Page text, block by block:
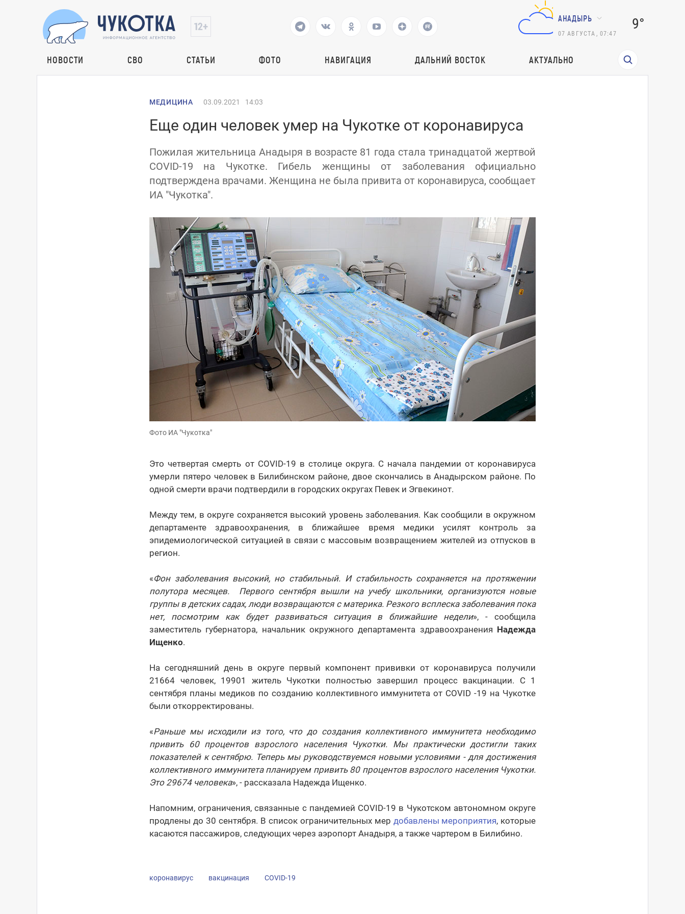
АНАДЫРЬ
07 АВГУСТА 07:47
9°
НОВОСТИ СВО СТАТЬИ ФОТО НАВИГАЦИЯ ДАЛЬНИЙ ВОСТОК АКТУАЛЬНО
МЕДИЦИНА 03.09.2021 14:03
Еще один человек умер на Чукотке от коронавируса
Пожилая жительница Анадыря в возрасте 81 года стала тринадцатой жертвой
COVID-19 на Чукотке. Гибель женщины от заболевания официально
подтверждена врачами. Женщина не была привита от коронавируса, сообщает
ИА "Чукотка".
Фото ИА "Чукотка"
Это четвертая смерть от COVID-19 в столице округа. С начала пандемии от коронавируса
умерли пятеро человек в Билибинском районе, двое скончались в Анадырском районе. По
одной смерти врачи подтвердили в городских округах Певек и Эгвекинот.
Между тем, в округе сохраняется высокий уровень заболевания. Как сообщили в окружном
департаменте здравоохранения, в ближайшее время медики усилят контроль за
эпидемиологической ситуацией в связи с массовым возвращением жителей из отпусков в
регион.
«Фон заболевания высокий, но стабильный. И стабильность сохраняется на протяжении
полутора месяцев. Первого сентября вышли на учебу школьники, организуются новые
группы в детских садах, люди возвращаются с материка. Резкого всплеска заболевания пока
нет, посмотрим как будет развиваться ситуация в ближайшие недели», - сообщила
заместитель губернатора, начальник окружного департамента здравоохранения Надежда
Ищенко.
На сегодняшний день в округе первый компонент прививки от коронавируса получили
21664 человек, 19901 житель Чукотки полностью завершил процесс вакцинации. С 1
сентября планы медиков по созданию коллективного иммунитета от COVID -19 на Чукотке
были откорректированы.
«Раньше мы исходили из того, что до создания коллективного иммунитета необходимо
привить 60 процентов взрослого населения Чукотки. Мы практически достигли таких
показателей к сентябрю. Теперь мы руководствуемся новыми условиями - для достижения
коллективного иммунитета планируем привить 80 процентов взрослого населения Чукотки.
Это 29674 человека», - рассказала Надежда Ищенко.
Напомним, ограничения, связанные с пандемией COVID-19 в Чукотском автономном округе
продлены до 30 сентября. В список ограничительных мер добавлены мероприятия, которые
касаются пассажиров, следующих через аэропорт Анадыря, а также чартером в Билибино.
коронавирус вакцинация COVID-19